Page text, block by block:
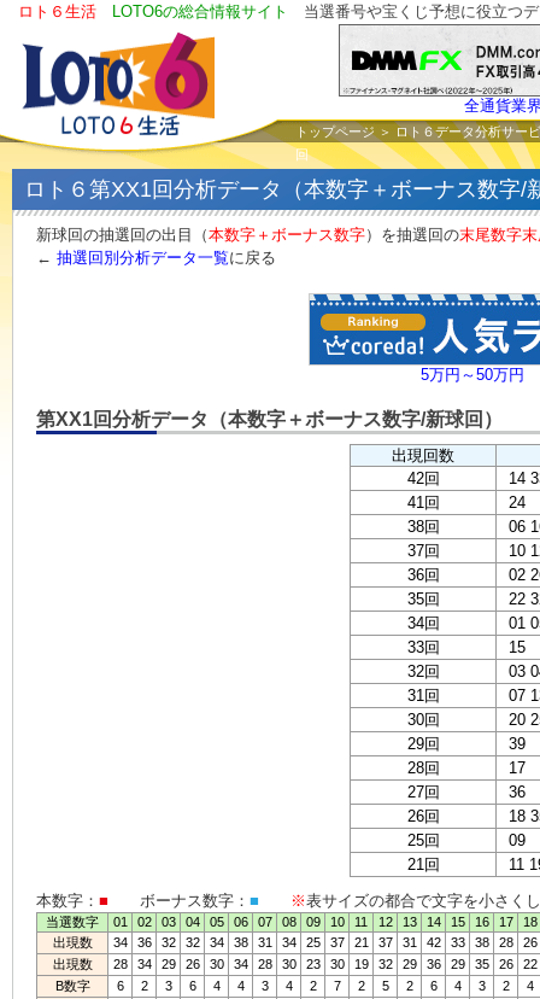
ロト６生活 LOTO6の総合情報サイト 当選番号や宝くじ予想に役立つ
全通貨業
トップページ ＞ ロト６データ分析サー
回
ロト６第XX1回分析データ（本数字＋ボーナス数字/
新球回の抽選回の出目（本数字＋ボーナス数字）を抽選回の末尾数字
← 抽選回別分析データ一覧に戻る
5万円～50万円
第XX1回分析データ（本数字＋ボーナス数字/新球回）
出現回数
42回
14
41回
24
38回
06
37回
10
36回
02
35回
22
34回
01
33回
15
32回
03
31回
07
30回
20
29回
39
28回
17
27回
36
26回
18
25回
09
21回
11
本数字： ■ ボーナス数字： ■ ※表サイズの都合で文字を小さく
当選数字 01 02 03 04 05 06 07 08 09 10 11 12 13 14 15 16 17
18
出現数
34 36 32 32 34 38 31 34 25 37 21 37 31 42 33 38 28
26
出現数
28 34 29 26 30 34 28 30 23 30 19 32 29 36 29 35 26
22
B数字
6 2 3 6 4 4 3 4 2 7 2 5 2 6 4 3 2 4